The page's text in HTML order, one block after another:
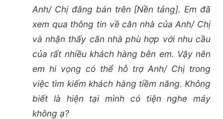
Anh/ Chị đăng bán trên [Nền tảng]. Em đã
xem qua thông tin về căn nhà của Anh/ Chị
và nhận thấy căn nhà phù hợp với nhu cầu
của rất nhiều khách hàng bên em. Vậy nên
em hi vọng có thể hỗ trợ Anh/ Chị trong
việc tìm kiếm khách hàng tiềm năng. Không
biết là hiện tại mình có tiện nghe máy
không ạ?